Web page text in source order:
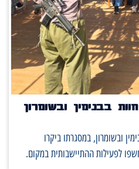
בבנימין ובשומרון
ובשומרון, במסגרתו ביקרו
לפעילות ההתיישבותית במקום.